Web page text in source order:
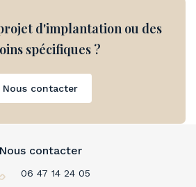
d'implantation ou des
spécifiques ?
Nous contacter
Nous contacter
06 47 14 24 05